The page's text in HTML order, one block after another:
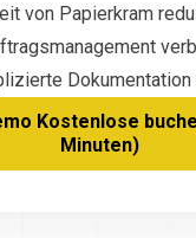
von Papierkram
Dokumentation
Kostenlose
Minuten)